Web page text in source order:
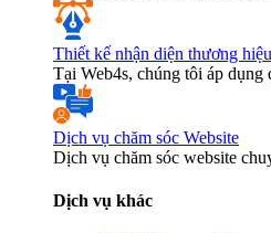
Thiết kế nhận diện thương hiệu
Tại Web4s, chúng tôi áp dụng
Dịch vụ chăm sóc Website
Dịch vụ chăm sóc website
Dịch vụ khác